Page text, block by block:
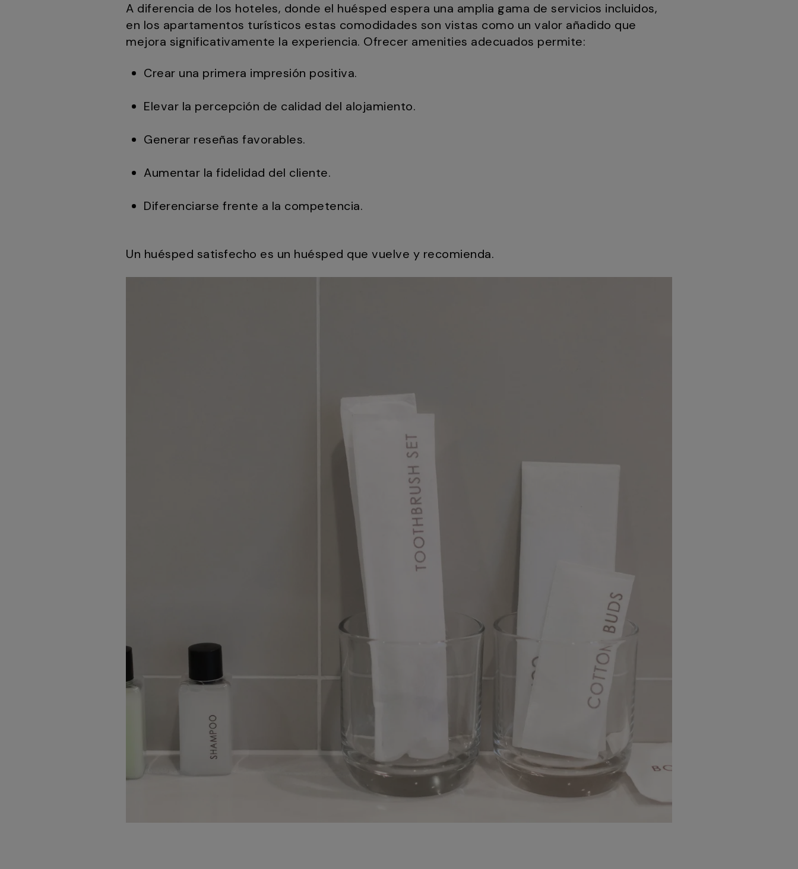
A diferencia de los hoteles, donde el huésped espera una amplia gama de servicios incluidos,
en los apartamentos turísticos estas comodidades son vistas como un valor añadido que
mejora significativamente la experiencia. Ofrecer amenities adecuados permite:
Crear una primera impresión positiva.
Elevar la percepción de calidad del alojamiento.
Generar reseñas favorables.
Aumentar la fidelidad del cliente.
Diferenciarse frente a la competencia.
Un huésped satisfecho es un huésped que vuelve y recomienda.